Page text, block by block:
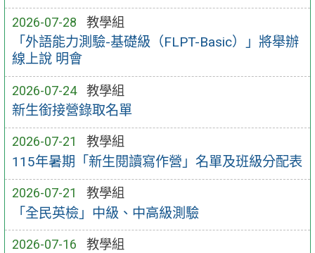
2026-07-28 教學組
「外語能力測驗-基礎級（FLPT-Basic）」將舉辦
線上說 明會
2026-07-24 教學組
新生銜接營錄取名單
2026-07-21 教學組
115年暑期「新生閱讀寫作營」名單及班級分配表
2026-07-21 教學組
「全民英檢」中級、中高級測驗
2026-07-16 教學組